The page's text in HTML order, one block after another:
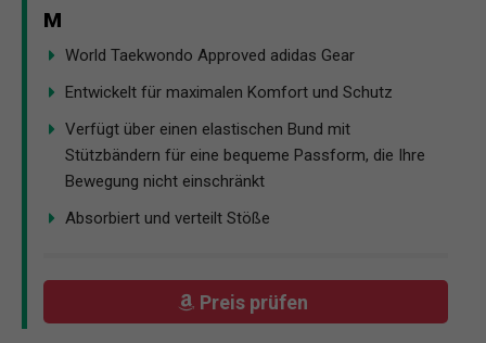
M
World Taekwondo Approved adidas Gear
Entwickelt für maximalen Komfort und Schutz
Verfügt über einen elastischen Bund mit
Stützbändern für eine bequeme Passform, die Ihre
Bewegung nicht einschränkt
Absorbiert und verteilt Stöße
Preis prüfen